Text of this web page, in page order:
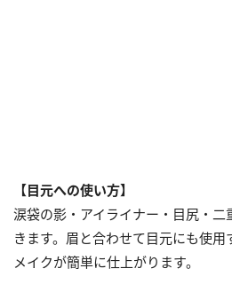
【目元への使い方】
涙袋の影・アイライナー・目尻・二
きます。眉と合わせて目元にも使
メイクが簡単に仕上がります。